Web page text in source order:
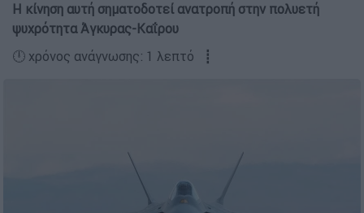
Η κίνηση αυτή σηματοδοτεί ανατροπή στην πολυετή
ψυχρότητα Άγκυρας-Καΐρου
🕛 χρόνος ανάγνωσης: 1 λεπτό ┋